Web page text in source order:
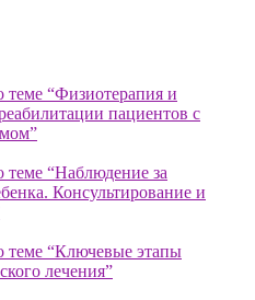
“Физиотерапия и
пациентов с
“Наблюдение за
Консультирование и
“Ключевые этапы
лечения”